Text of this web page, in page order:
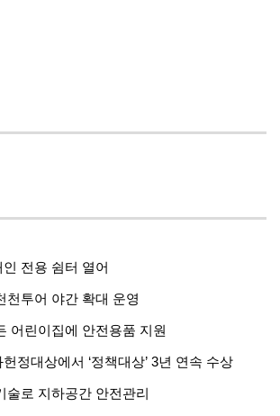
전용 쉼터 열어
천투어 야간 확대 운영
어린이집에 안전용품 지원
정대상에서 ‘정책대상’ 3년 연속 수상
술로 지하공간 안전관리